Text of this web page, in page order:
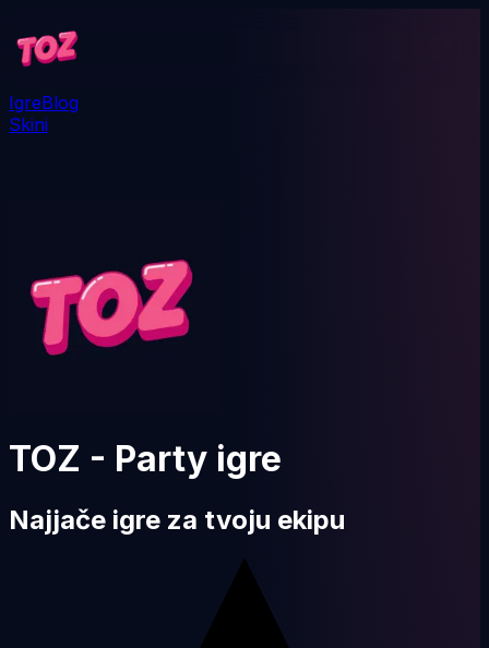
IgreBlog
Skini
TOZ - Party igre
Najjače igre za tvoju ekipu